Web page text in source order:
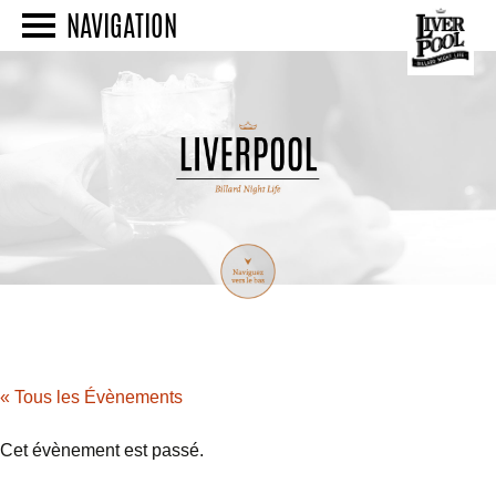
NAVIGATION
« Tous les Évènements
Cet évènement est passé.